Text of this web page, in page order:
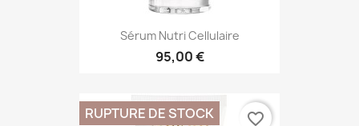
Sérum Nutri Cellulaire
95,00 €
RUPTURE DE STOCK favorite_border